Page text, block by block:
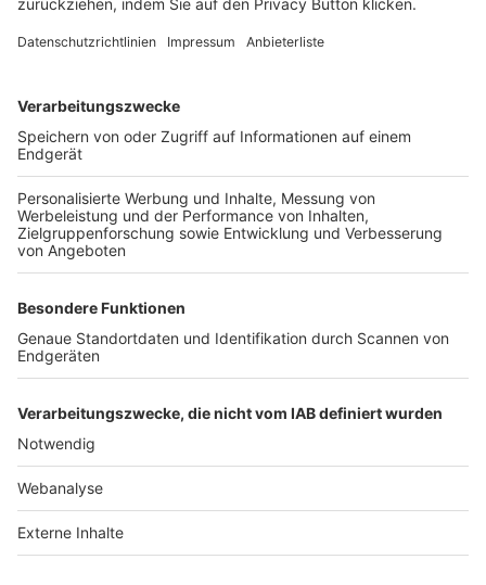
FOLGE DEM BFV
TOP-VEREINE
TOP-PARTNER
Nutzungsbedingungen Datenschutz Impressum